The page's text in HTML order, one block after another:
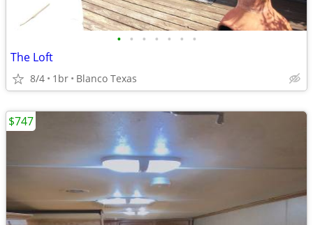
• • • • • • •
The Loft
8/4 1br Blanco Texas
$747